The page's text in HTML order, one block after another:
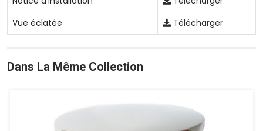
Vue éclatée
Télécharger
Dans La Même Collection